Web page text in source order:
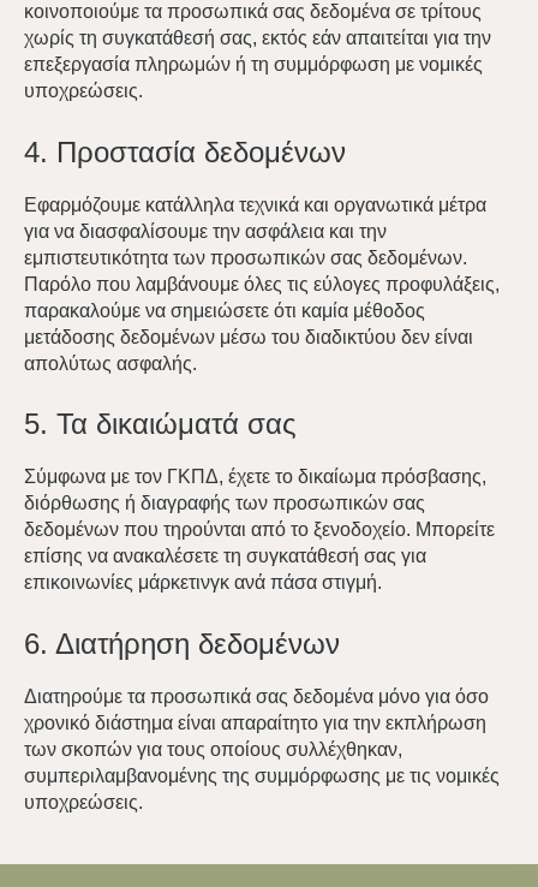
κοινοποιούμε τα προσωπικά σας δεδομένα σε τρίτους
χωρίς τη συγκατάθεσή σας, εκτός εάν απαιτείται για την
επεξεργασία πληρωμών ή τη συμμόρφωση με νομικές
υποχρεώσεις.
4. Προστασία δεδομένων
Εφαρμόζουμε κατάλληλα τεχνικά και οργανωτικά μέτρα
για να διασφαλίσουμε την ασφάλεια και την
εμπιστευτικότητα των προσωπικών σας δεδομένων.
Παρόλο που λαμβάνουμε όλες τις εύλογες προφυλάξεις,
παρακαλούμε να σημειώσετε ότι καμία μέθοδος
μετάδοσης δεδομένων μέσω του διαδικτύου δεν είναι
απολύτως ασφαλής.
5. Τα δικαιώματά σας
Σύμφωνα με τον ΓΚΠΔ, έχετε το δικαίωμα πρόσβασης,
διόρθωσης ή διαγραφής των προσωπικών σας
δεδομένων που τηρούνται από το ξενοδοχείο. Μπορείτε
επίσης να ανακαλέσετε τη συγκατάθεσή σας για
επικοινωνίες μάρκετινγκ ανά πάσα στιγμή.
6. Διατήρηση δεδομένων
Διατηρούμε τα προσωπικά σας δεδομένα μόνο για όσο
χρονικό διάστημα είναι απαραίτητο για την εκπλήρωση
των σκοπών για τους οποίους συλλέχθηκαν,
συμπεριλαμβανομένης της συμμόρφωσης με τις νομικές
υποχρεώσεις.
Κλείστε τώρα
5 Vlacháva,
10551 Αθήνα, Ελλάδα
+30 698 512 4492
info@vasihotels.com
Οικογενειακή σουίτα με υδρομασάζ
Σουίτα με θέα στην Ακρόπολη
Ακρόπολη Loft με βεράντα
Τοποθεσία & Επικοινωνία
Οι υπηρεσίες μας
Ανοιχτός χώρος εργασίας
Τοποθεσία
Γκαλερί
Blog
5 Vlacháva,
10551 Αθήνα, Ελλάδα
+30 698 512 4492